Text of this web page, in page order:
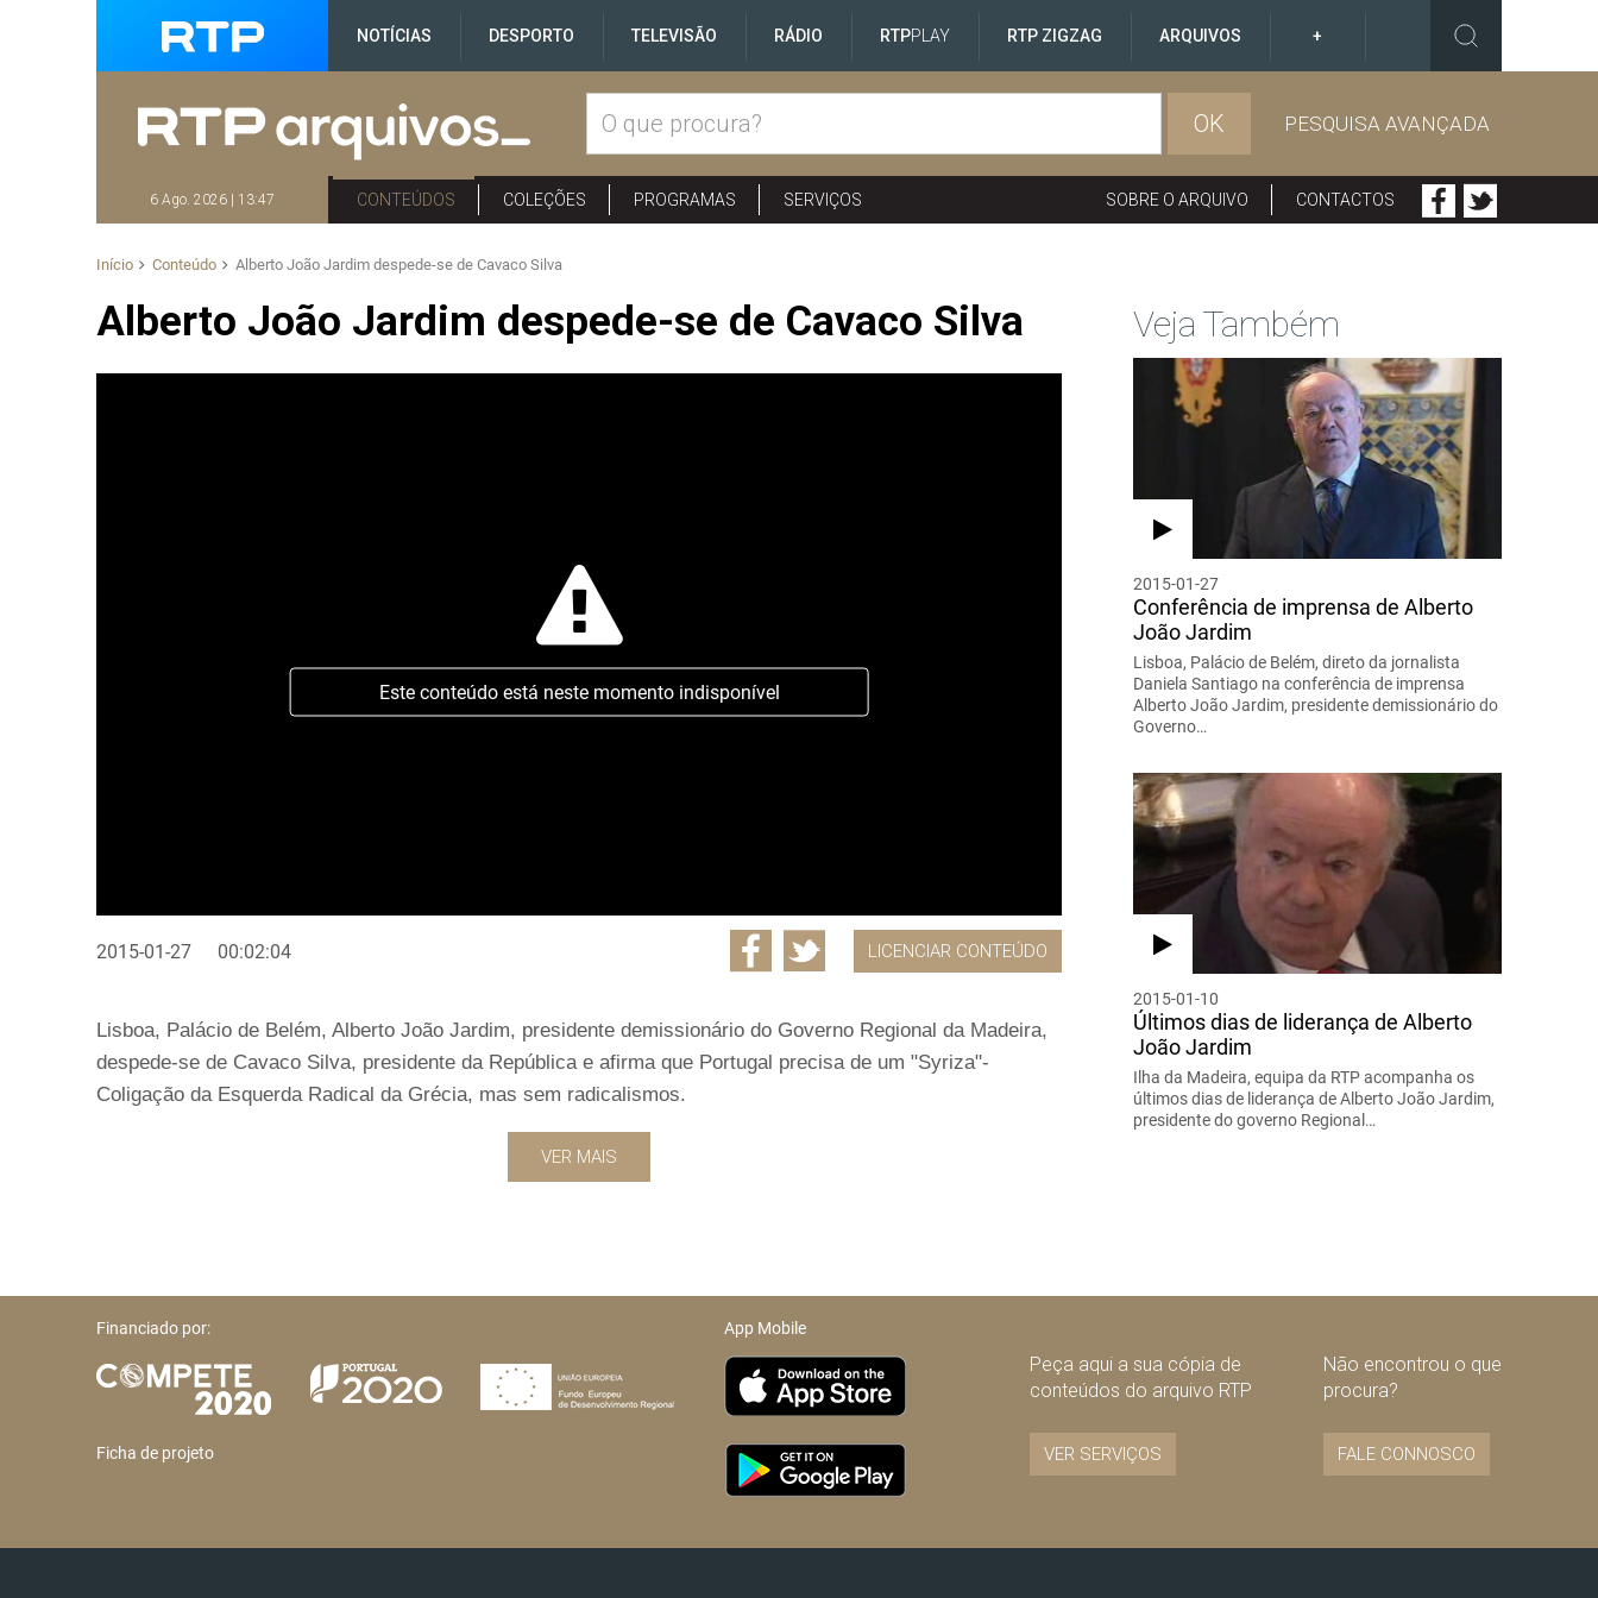
NOTÍCIAS DESPORTO TELEVISÃO RÁDIO RTPPLAY RTP ZIGZAG ARQUIVOS +
OK PESQUISA AVANÇADA
6 Ago. 2026 | 13:47 CONTEÚDOS COLEÇÕES PROGRAMAS SERVIÇOS SOBRE O ARQUIVO CONTACTOS
Início Conteúdo Alberto João Jardim despede-se de Cavaco Silva
Alberto João Jardim despede-se de Cavaco Silva
Este conteúdo está neste momento indisponível
2015-01-27 00:02:04 LICENCIAR CONTEÚDO
Lisboa, Palácio de Belém, Alberto João Jardim, presidente demissionário do Governo Regional da Madeira,
despede-se de Cavaco Silva, presidente da República e afirma que Portugal precisa de um "Syriza"-
Coligação da Esquerda Radical da Grécia, mas sem radicalismos.
VER MAIS
Veja Também
2015-01-27
Conferência de imprensa de Alberto
João Jardim
Lisboa, Palácio de Belém, direto da jornalista
Daniela Santiago na conferência de imprensa
Alberto João Jardim, presidente demissionário do
Governo…
2015-01-10
Últimos dias de liderança de Alberto
João Jardim
Ilha da Madeira, equipa da RTP acompanha os
últimos dias de liderança de Alberto João Jardim,
presidente do governo Regional…
Financiado por:
Ficha de projeto
App Mobile
Peça aqui a sua cópia de
conteúdos do arquivo RTP
VER SERVIÇOS
Não encontrou o que
procura?
FALE CONNOSCO